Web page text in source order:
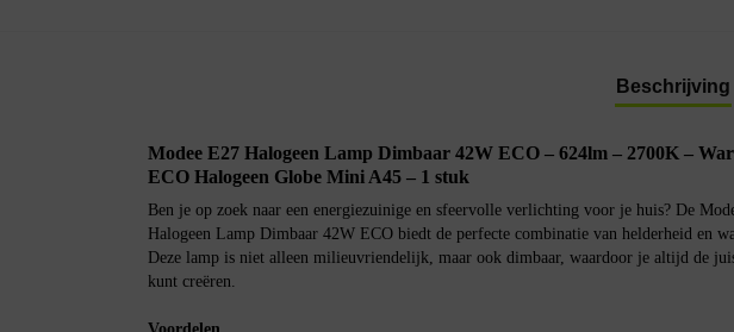
Beschrijving
Modee E27 Halogeen Lamp Dimbaar 42W ECO – 624lm – 2700K –
ECO Halogeen Globe Mini A45 – 1 stuk
Ben je op zoek naar een energiezuinige en sfeervolle verlichting voor je huis? De
Halogeen Lamp Dimbaar 42W ECO biedt de perfecte combinatie van helderheid en
Deze lamp is niet alleen milieuvriendelijk, maar ook dimbaar, waardoor je altijd de
kunt creëren.